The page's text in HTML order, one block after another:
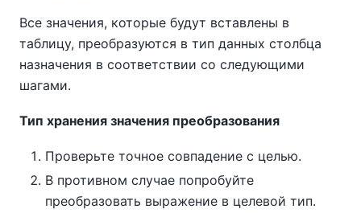
Все значения, которые будут вставлены в
таблицу, преобразуются в тип данных столбца
назначения в соответствии со следующими
шагами.
Тип хранения значения преобразования
Проверьте точное совпадение с целью.
В противном случае попробуйте
преобразовать выражение в целевой тип.